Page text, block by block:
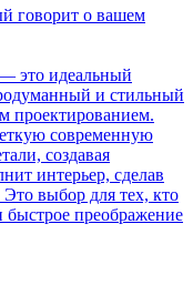
говорит о вашем
это идеальный
и стильный
проектированием.
современную
создавая
интерьер, сделав
выбор для тех, кто
быстрое преображение